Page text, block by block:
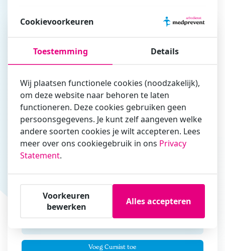
Tussenvoegsel Achternaam
E-mailadres
zakelijk/administratief correspondeert
Is de contactpersoon ook een cursist?
Ja
Nee
Cursisten
Voeg cursisten toe
Tussenvoegsel
Voeg Cursist toe
Cookievoorkeuren
Toestemming Details
Wij plaatsen functionele cookies (noodzakelijk),
om deze website naar behoren te laten
functioneren. Deze cookies gebruiken geen
persoonsgegevens. Je kunt zelf aangeven welke
andere soorten cookies je wilt accepteren. Lees
meer over ons cookiegebruik in ons Privacy
Statement.
Voorkeuren
bewerken
Alles accepteren